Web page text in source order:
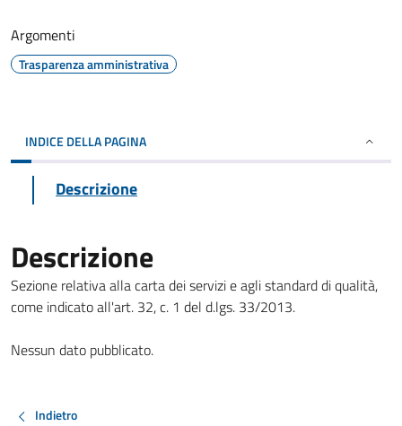
Argomenti
Trasparenza amministrativa
INDICE DELLA PAGINA
Descrizione
Descrizione
Sezione relativa alla carta dei servizi e agli standard di qualità,
come indicato all'art. 32, c. 1 del d.lgs. 33/2013.
Nessun dato pubblicato.
Indietro